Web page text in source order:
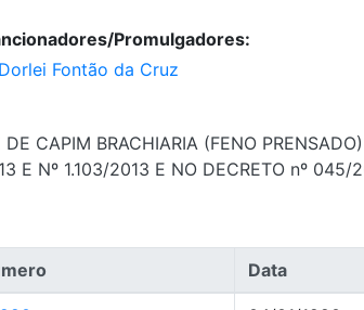
Promulgadores:
Dorlei Fontão da Cruz
CAPIM BRACHIARIA (FENO
E Nº 1.103/2013 E NO DECRETO nº 045/
Data